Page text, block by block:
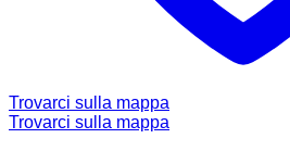
Trovarci sulla mappa
Trovarci sulla mappa